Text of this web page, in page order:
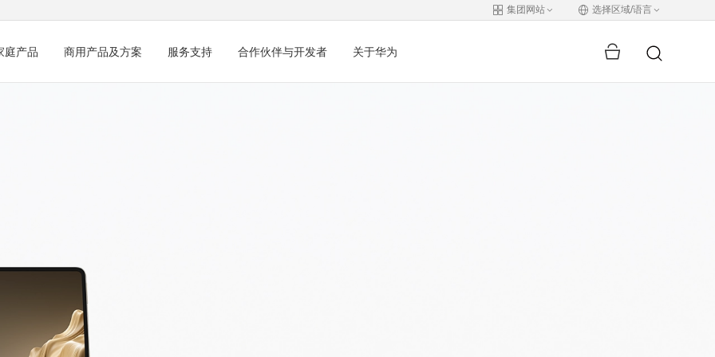
集团网站 选择区域/语言
庭产品 商用产品及方案 服务支持 合作伙伴与开发者 关于华为